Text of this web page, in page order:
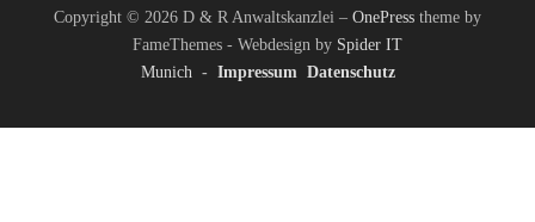
Copyright © 2026 D & R Anwaltskanzlei – OnePress theme by
FameThemes - Webdesign by Spider IT
Munich- Impressum Datenschutz